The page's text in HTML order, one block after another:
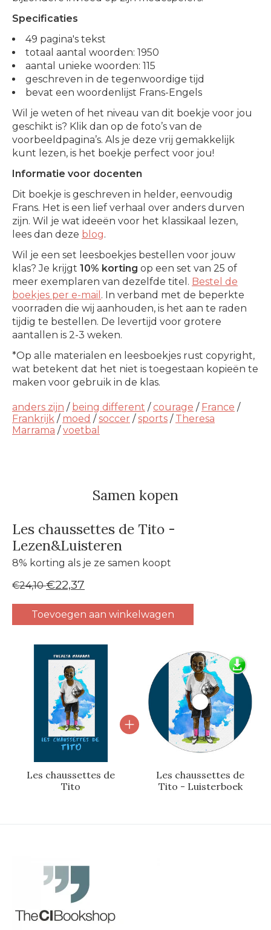
Specificaties
49 pagina's tekst
totaal aantal woorden: 1950
aantal unieke woorden: 115
geschreven in de tegenwoordige tijd
bevat een woordenlijst Frans-Engels
Wil je weten of het niveau van dit boekje voor jou
geschikt is? Klik dan op de foto’s van de
voorbeeldpagina’s. Als je deze vrij gemakkelijk
kunt lezen, is het boekje perfect voor jou!
Informatie voor docenten
Dit boekje is geschreven in helder, eenvoudig
Frans. Het is een lief verhaal over anders durven
zijn. Wil je wat ideeën voor het klassikaal lezen,
lees dan deze blog.
Wil je een set leesboekjes bestellen voor jouw
klas? Je krijgt 10% korting op een set van 25 of
meer exemplaren van dezelfde titel. Bestel de
boekjes per e-mail . In verband met de beperkte
voorraden die wij aanhouden, is het aan te raden
tijdig te bestellen. De levertijd voor grotere
aantallen is 2-3 weken.
*Op alle materialen en leesboekjes rust copyright,
wat betekent dat het niet is toegestaan kopieën te
maken voor gebruik in de klas.
anders zijn / being different /courage / France /
Frankrijk / moed /soccer /sports / Theresa
Marrama /voetbal
Samen kopen
Les chaussettes de Tito -
Lezen&Luisteren
8% korting als je ze samen koopt
€24,10€22,37
Toevoegen aan winkelwagen
Carrousel van gebundelde producten
Les chaussettes de
Tito
Les chaussettes de
Tito - Luisterboek